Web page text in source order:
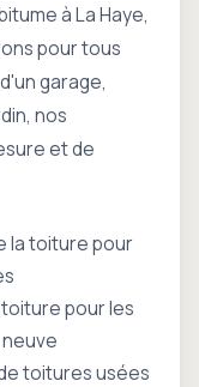
à La Haye,
pour tous
garage,
nos
et de
la toiture pour
pour les
toitures usées